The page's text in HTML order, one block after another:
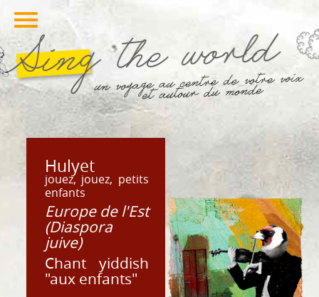
Hulyet
jouez, jouez, petits
enfants
Europe de l'Est
(Diaspora
juive)
Chant yiddish
"aux enfants"